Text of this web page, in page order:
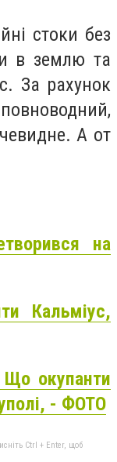
стоки без
в землю та
За рахунок
А от
на
Кальміус,
Що окупанти
- ФОТО
Ctrl + Enter, щоб